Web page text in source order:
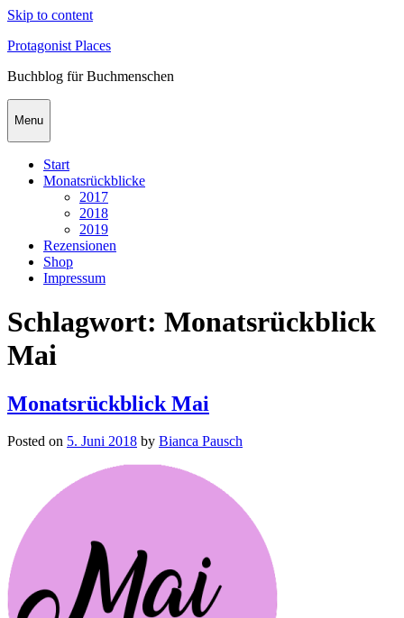
Skip to content
Protagonist Places
Buchblog für Buchmenschen
Menu
Start
Monatsrückblicke
2017
2018
2019
Rezensionen
Shop
Impressum
Schlagwort: Monatsrückblick
Mai
Monatsrückblick Mai
Posted on 5. Juni 2018 by Bianca Pausch